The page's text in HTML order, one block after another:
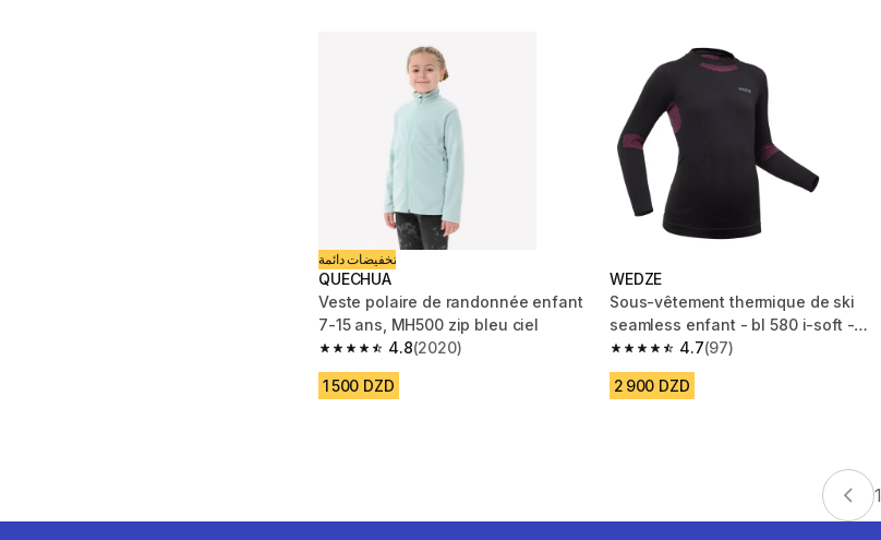
تخفيضات دائمة
QUECHUA
Veste polaire de randonnée enfant
7-15 ans, MH500 zip bleu ciel
4.8
4.8 out of 5 stars from 2020 reviews
(2020)
1 500 DZD
WEDZE
Sous-vêtement thermique de ski
seamless enfant - bl 580 i-soft -
haut noir/rose
4.7
4.7 out of 5 stars from 97 reviews
(97)
2 900 DZD
1